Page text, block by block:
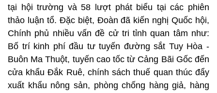
tại hội trường và 58 lượt phát biểu tại các phiên
thảo luận tổ. Đặc biệt, Đoàn đã kiến nghị Quốc hội,
Chính phủ nhiều vấn đề cử tri tỉnh quan tâm như:
Bố trí kinh phí đầu tư tuyến đường sắt Tuy Hòa -
Buôn Ma Thuột, tuyến cao tốc từ Cảng Bãi Gốc đến
cửa khẩu Đắk Ruê, chính sách thuế quan thúc đẩy
xuất khẩu nông sản, phòng chống hàng giả, hàng